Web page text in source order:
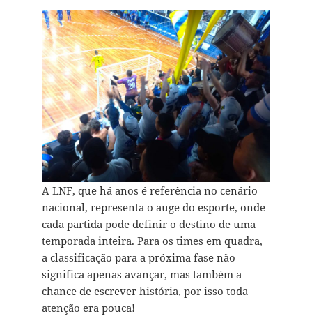
A LNF, que há anos é referência no cenário
nacional, representa o auge do esporte, onde
cada partida pode definir o destino de uma
temporada inteira. Para os times em quadra,
a classificação para a próxima fase não
significa apenas avançar, mas também a
chance de escrever história, por isso toda
atenção era pouca!